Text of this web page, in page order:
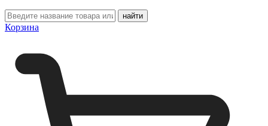
Корзина